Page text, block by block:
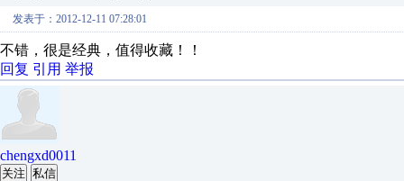
发表于：2012-12-11 07:28:01
不错，很是经典，值得收藏！！
回复 引用 举报
chengxd0011
关注 私信